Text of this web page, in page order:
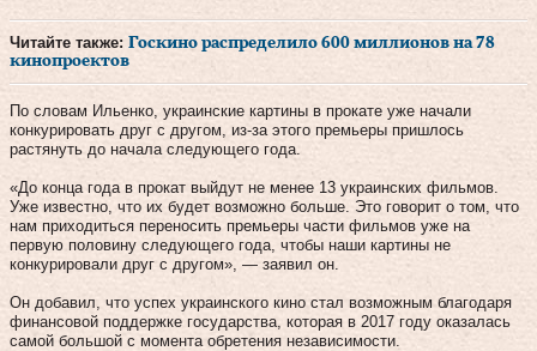
Читайте также: Госкино распределило 600 миллионов на 78
кинопроектов
По словам Ильенко, украинские картины в прокате уже начали
конкурировать друг с другом, из-за этого премьеры пришлось
растянуть до начала следующего года.
«До конца года в прокат выйдут не менее 13 украинских фильмов.
Уже известно, что их будет возможно больше. Это говорит о том, что
нам приходиться переносить премьеры части фильмов уже на
первую половину следующего года, чтобы наши картины не
конкурировали друг с другом», — заявил он.
Он добавил, что успех украинского кино стал возможным благодаря
финансовой поддержке государства, которая в 2017 году оказалась
самой большой с момента обретения независимости.